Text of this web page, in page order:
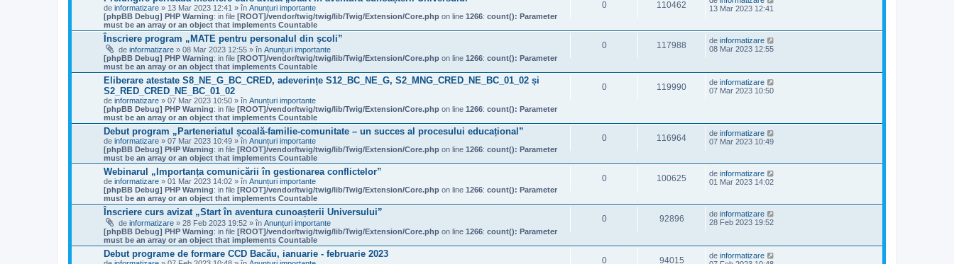
de informatizare » 13 Mar 2023 12:41 » în Anunțuri importante
[phpBB Debug] PHP Warning: in file [ROOT]/vendor/twig/twig/lib/Twig/Extension/Core.php on line 1266: count(): Parameter
must be an array or an object that implements Countable
0 110462
13 Mar 2023 12:41
Înscriere program „MATE pentru personalul din școli”
de informatizare » 08 Mar 2023 12:55 » în Anunțuri importante
[phpBB Debug] PHP Warning: in file [ROOT]/vendor/twig/twig/lib/Twig/Extension/Core.php on line 1266: count(): Parameter
must be an array or an object that implements Countable
0 117988 de informatizare
08 Mar 2023 12:55
Eliberare atestate S8_NE_G_BC_CRED, adeverințe S12_BC_NE_G, S2_MNG_CRED_NE_BC_01_02 și
S2_RED_CRED_NE_BC_01_02
de informatizare » 07 Mar 2023 10:50 » în Anunțuri importante
[phpBB Debug] PHP Warning: in file [ROOT]/vendor/twig/twig/lib/Twig/Extension/Core.php on line 1266: count(): Parameter
must be an array or an object that implements Countable
0 119990 de informatizare
07 Mar 2023 10:50
Debut program „Parteneriatul școală-familie-comunitate – un succes al procesului educațional”
de informatizare » 07 Mar 2023 10:49 » în Anunțuri importante
[phpBB Debug] PHP Warning: in file [ROOT]/vendor/twig/twig/lib/Twig/Extension/Core.php on line 1266: count(): Parameter
must be an array or an object that implements Countable
0 116964 de informatizare
07 Mar 2023 10:49
Webinarul „Importanța comunicării în gestionarea conflictelor”
de informatizare » 01 Mar 2023 14:02 » în Anunțuri importante
[phpBB Debug] PHP Warning: in file [ROOT]/vendor/twig/twig/lib/Twig/Extension/Core.php on line 1266: count(): Parameter
must be an array or an object that implements Countable
0 100625 de informatizare
01 Mar 2023 14:02
Înscriere curs avizat „Start în aventura cunoașterii Universului”
de informatizare » 28 Feb 2023 19:52 » în Anunțuri importante
[phpBB Debug] PHP Warning: in file [ROOT]/vendor/twig/twig/lib/Twig/Extension/Core.php on line 1266: count(): Parameter
must be an array or an object that implements Countable
0 92896 de informatizare
28 Feb 2023 19:52
Debut programe de formare CCD Bacău, ianuarie - februarie 2023
0 94015 de informatizare